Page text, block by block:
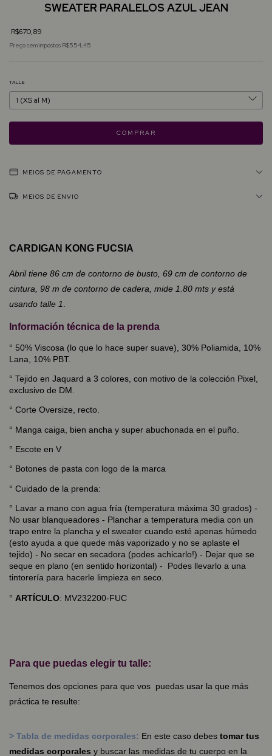
SWEATER PARALELOS AZUL JEAN
R$670,89
Preço sem impostos R$554,45
TALLE
MEIOS DE PAGAMENTO
MEIOS DE ENVIO
CARDIGAN KONG FUCSIA
Abril tiene 86 cm de contorno de busto, 69 cm de contorno de
cintura, 98 m de contorno de cadera, mide 1.80 mts y está
usando talle 1
Información técnica de la prenda
° 50% Viscosa (lo que lo hace super suave), 30% Poliamida, 10%
Lana, 10% PBT.
° Tejido en Jaquard a 3 colores, con motivo de la colección Pixel,
exclusivo de DM.
° Corte Oversize, recto.
° Manga caiga, bien ancha y super abuchonada en el puño.
° Escote en V
° Botones de pasta con logo de la marca
° Cuidado de la prenda:
° Lavar a mano con agua fría (temperatura máxima 30 grados) -
No usar blanqueadores - Planchar a temperatura media con un
trapo entre la plancha y el sweater cuando esté apenas húmedo
(esto ayuda a que quede más vaporizado y no se aplaste el
tejido) - No secar en secadora (podes achicarlo!) - Dejar que se
seque en plano (en sentido horizontal) - Podes llevarlo a una
tintorería para hacerle limpieza en seco.
° ARTÍCULO: MV232200-FUC
Para que puedas elegir tu talle:
Tenemos dos opciones para que vos puedas usar la que más
práctica te resulte:
> Tabla de medidas corporales: En este caso debes tomar tus
medidas corporales y buscar las medidas de tu cuerpo en la